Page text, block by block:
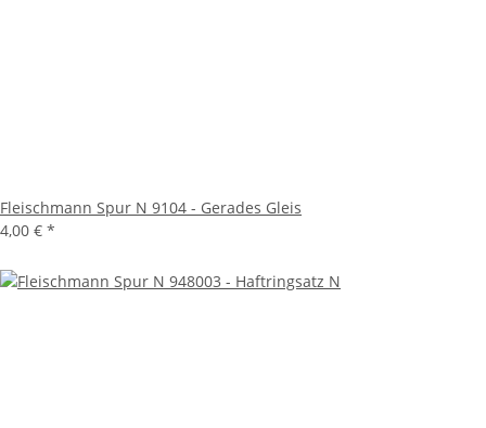
Fleischmann Spur N 9104 - Gerades Gleis
4,00 € *